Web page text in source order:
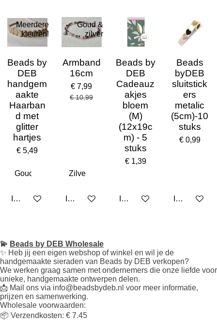
Meerdere
kleuren!
Beads by
DEB
handgem
aakte
Haarban
d met
glitter
hartjes
€ 5,49
In winkelwagen
Goud &
zilver
Armband
16cm
€ 7,99
€ 10,99
In winkelwagen
Beads by
DEB
Cadeauz
akjes
bloem
(M)
(12x19c
m) - 5
stuks
€ 1,39
In winkelwagen
Beads
byDEB
sluitstick
ers
metalic
(5cm)-10
stuks
€ 0,99
In
💫 Beads by DEB Wholesale
✨️ Heb jij een eigen webshop of winkel en wil je de
handgemaakte sieraden van Beads by DEB verkopen?
We werken graag samen met ondernemers die onze liefde voor
unieke, handgemaakte ontwerpen delen.
📩 Mail ons via info@beadsbydeb.nl voor meer informatie,
prijzen en samenwerking.
Wholesale voorwaarden:
📦 Verzendkosten: € 7.45